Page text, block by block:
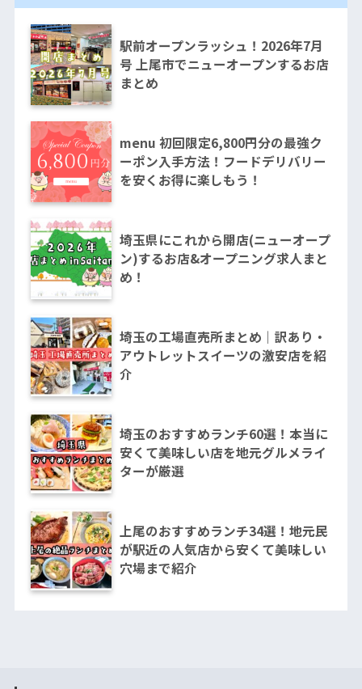
駅前オープンラッシュ！2026年7月
号 上尾市でニューオープンするお店
まとめ
menu 初回限定6,800円分の最強ク
ーポン入手方法！フードデリバリー
を安くお得に楽しもう！
埼玉県にこれから開店(ニューオープ
ン)するお店&オープニング求人まと
め！
埼玉の工場直売所まとめ｜訳あり・
アウトレットスイーツの激安店を紹
介
埼玉のおすすめランチ60選！本当に
安くて美味しい店を地元グルメライ
ターが厳選
上尾のおすすめランチ34選！地元民
が駅近の人気店から安くて美味しい
穴場まで紹介